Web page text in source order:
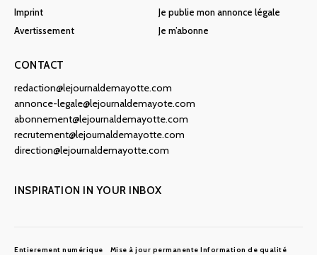
Imprint
Avertissement
Je publie mon annonce légale
Je m’abonne
CONTACT
redaction@lejournaldemayotte.com
annonce-legale@lejournaldemayote.com
abonnement@lejournaldemayotte.com
recrutement@lejournaldemayotte.com
direction@lejournaldemayotte.com
INSPIRATION IN YOUR INBOX
Entierement numérique Mise à jour permanente Information de qualité